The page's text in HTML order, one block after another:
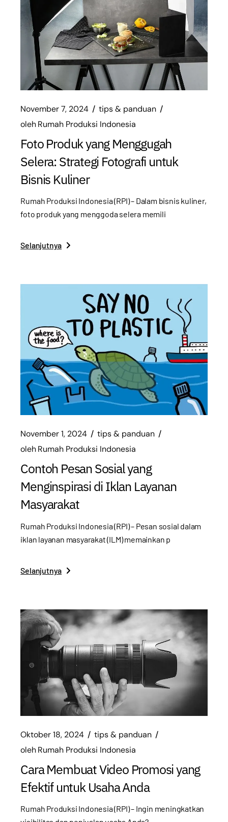
November 7, 2024
tips & panduan
olehRumah Produksi Indonesia
Foto Produk yang Menggugah
Selera: Strategi Fotografi untuk
Bisnis Kuliner
Rumah Produksi Indonesia (RPI) – Dalam bisnis kuliner,
foto produk yang menggoda selera memili
Selanjutnya
November 1, 2024
tips & panduan
olehRumah Produksi Indonesia
Contoh Pesan Sosial yang
Menginspirasi di Iklan Layanan
Masyarakat
Rumah Produksi Indonesia (RPI) – Pesan sosial dalam
iklan layanan masyarakat (ILM) memainkan p
Selanjutnya
Oktober 18, 2024
tips & panduan
olehRumah Produksi Indonesia
Cara Membuat Video Promosi yang
Efektif untuk Usaha Anda
Rumah Produksi Indonesia (RPI) – Ingin meningkatkan